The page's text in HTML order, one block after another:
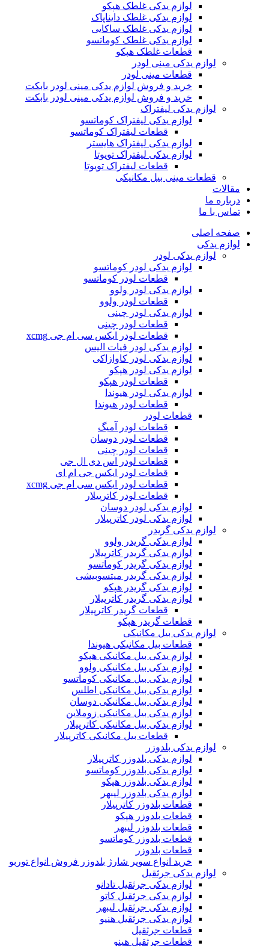
لوازم یدکی غلطک هپکو
لوازم یدکی غلطک دایناپاک
لوازم یدکی غلطک ساکایی
لوازم یدکی غلطک کوماتسو
قطعات غلطک هپکو
لوازم یدکی مینی لودر
قطعات مینی لودر
خرید و فروش لوازم یدکی مینی لودر بابکت
خرید و فروش لوازم یدکی مینی لودر بابکت
لوازم یدکی لیفتراک
لوازم یدکی لیفتراک کوماتسو
قطعات لیفتراک کوماتسو
لوازم یدکی لیفتراک هایستر
لوازم یدکی لیفتراک تویوتا
قطعات لیفتراک تویوتا
قطعات مینی بیل مکانیکی
ما
با ما
اصلی
یدکی
لوازم یدکی لودر
لوازم یدکی لودر کوماتسو
قطعات لودر کوماتسو
لوازم یدکی لودر ولوو
قطعات لودر ولوو
لوازم یدکی لودر چینی
قطعات لودر چینی
قطعات لودر ایکس سی ام جی xcmg
لوازم یدکی لودر فیات الیس
لوازم یدکی لودر کاوازاکی
لوازم یدکی لودر هپکو
قطعات لودر هپکو
لوازم یدکی لودر هیوندا
قطعات لودر هیوندا
قطعات لودر
قطعات لودر آمیگ
قطعات لودر دوسان
قطعات لودر چینی
قطعات لودر اس دی ال جی
قطعات لودر ایکس جی ام ای
قطعات لودر ایکس سی ام جی xcmg
قطعات لودر کاترپیلار
لوازم یدکی لودر دوسان
لوازم یدکی لودر کاترپیلار
لوازم یدکی گریدر
لوازم یدکی گریدر ولوو
لوازم یدکی گریدر کاترپیلار
لوازم یدکی گریدر کوماتسو
لوازم یدکی گریدر میتسوبیشی
لوازم یدکی گریدر هپکو
لوازم یدکی گریدر کاترپیلار
قطعات گریدر کاترپیلار
قطعات گریدر هپکو
لوازم یدکی بیل مکانیکی
قطعات بیل مکانیکی هیوندا
لوازم یدکی بیل مکانیکی هپکو
لوازم یدکی بیل مکانیکی ولوو
لوازم یدکی بیل مکانیکی کوماتسو
لوازم یدکی بیل مکانیکی اطلس
لوازم یدکی بیل مکانیکی دوسان
لوازم یدکی بیل مکانیکی زوملاین
لوازم یدکی بیل مکانیکی کاترپیلار
قطعات بیل مکانیکی کاترپیلار
لوازم یدکی بلدوزر
لوازم یدکی بلدوزر کاترپیلار
لوازم یدکی بلدوزر کوماتسو
لوازم یدکی بلدوزر هپکو
لوازم یدکی بلدوزر لیبهر
قطعات بلدوزر کاترپیلار
قطعات بلدوزر هپکو
قطعات بلدوزر لیبهر
قطعات بلدوزر کوماتسو
قطعات بلدوزر
خرید انواع سوپر شارژ بلدوزر فروش انواع توربو
لوازم یدکی جرثقیل
لوازم یدکی جرثقیل تادانو
لوازم یدکی جرثقیل کاتو
لوازم یدکی جرثقیل لیبهر
لوازم یدکی جرثقیل هنیو
قطعات جرثقیل
قطعات جرثقیل هینو